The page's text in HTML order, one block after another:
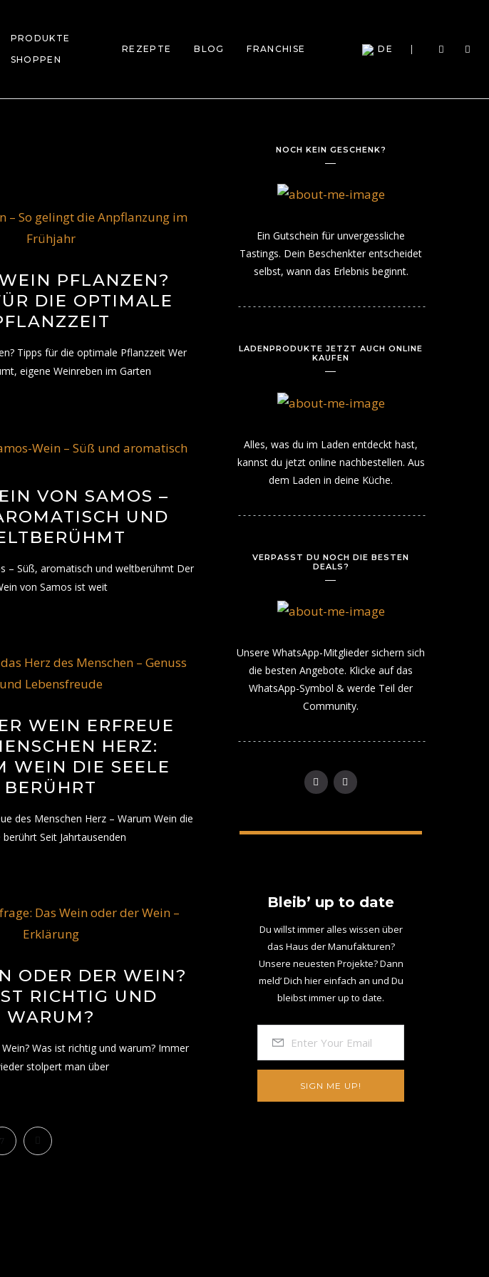
PRODUKTE
SHOPPEN
REZEPTE BLOG FRANCHISE DE
PFLANZEN?
DIE OPTIMALE
Tipps für die optimale Pflanzzeit Wer
eigene Weinreben im Garten
VON SAMOS –
UND W
– Süß, aromatisch und weltberühmt Der
von Samos ist weit
WEIN ERFREUE
HERZ:
WEIN DIE SEELE
BERÜHRT
des Menschen Herz – Warum Wein die
berührt Seit Jahrtausenden
ODER DER WEIN?
RICHTIG UND
WARUM?
Was ist richtig und warum? Immer
stolpert man über
7
NOCH KEIN GESCHENK?
Ein Gutschein für unvergessliche
Tastings. Dein Beschenkter entscheidet
selbst, wann das Erlebnis beginnt.
LADENPRODUKTE JETZT AUCH ONLINE
KAUFEN
Alles, was du im Laden entdeckt hast,
kannst du jetzt online nachbestellen. Aus
dem Laden in deine Küche.
VERPASST DU NOCH DIE BESTEN
DEALS?
Unsere WhatsApp-Mitglieder sichern sich
die besten Angebote. Klicke auf das
WhatsApp-Symbol & werde Teil der
Community.
Bleib’ up to date
Du willst immer alles wissen über
das Haus der Manufakturen?
Unsere neuesten Projekte? Dann
meld’ Dich hier einfach an und Du
bleibst immer up to date.
SIGN ME UP!